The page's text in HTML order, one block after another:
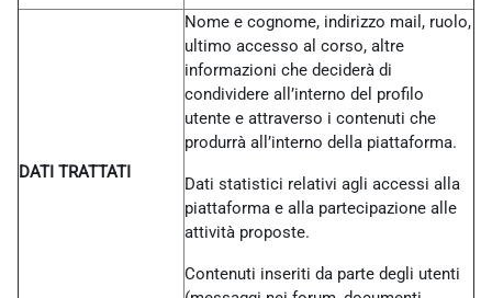
DATI TRATTATI
Nome e cognome, indirizzo mail, ruolo,
ultimo accesso al corso, altre
informazioni che deciderà di
condividere all’interno del profilo
utente e attraverso i contenuti che
produrrà all’interno della piattaforma.
Dati statistici relativi agli accessi alla
piattaforma e alla partecipazione alle
attività proposte.
Contenuti inseriti da parte degli utenti